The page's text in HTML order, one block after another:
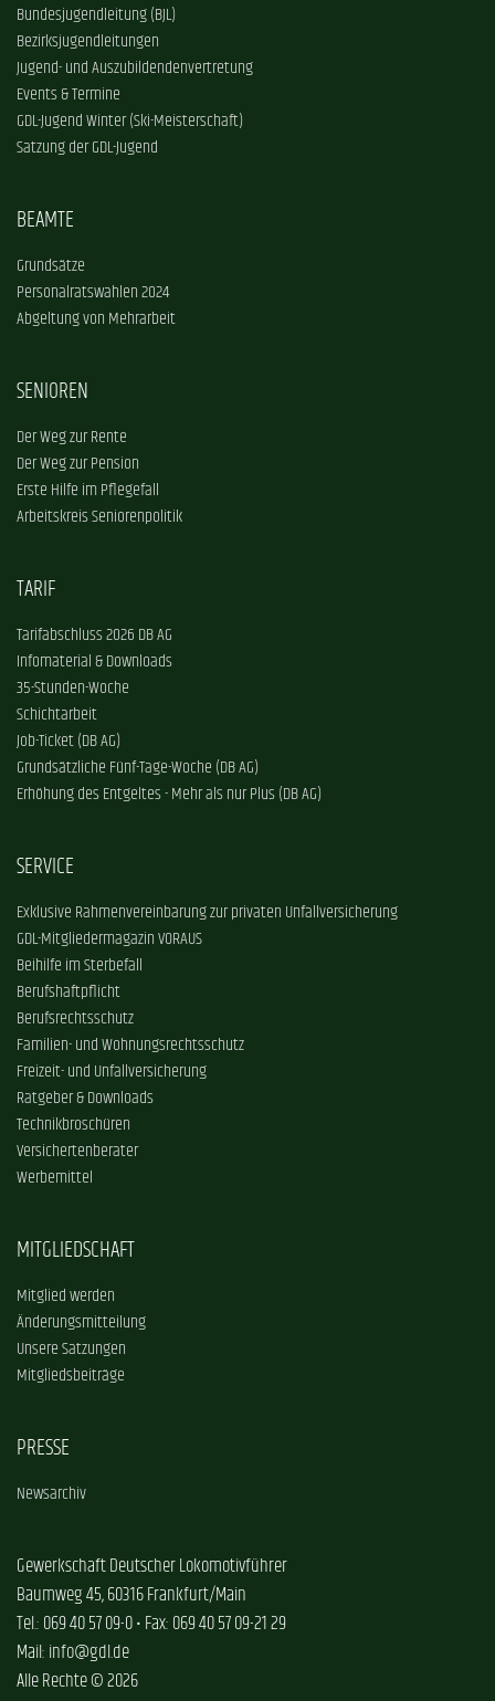
Bundesjugendleitung (BJL)
Bezirksjugendleitungen
Jugend- und Auszubildendenvertretung
Events & Termine
GDL-Jugend Winter (Ski-Meisterschaft)
Satzung der GDL-Jugend
BEAMTE
Grundsätze
Personalratswahlen 2024
Abgeltung von Mehrarbeit
SENIOREN
Der Weg zur Rente
Der Weg zur Pension
Erste Hilfe im Pflegefall
Arbeitskreis Seniorenpolitik
TARIF
Tarifabschluss 2026 DB AG
Infomaterial & Downloads
35-Stunden-Woche
Schichtarbeit
Job-Ticket (DB AG)
Grundsätzliche Fünf-Tage-Woche (DB AG)
Erhöhung des Entgeltes - Mehr als nur Plus (DB AG)
SERVICE
Exklusive Rahmenvereinbarung zur privaten Unfallversicherung
GDL-Mitgliedermagazin VORAUS
Beihilfe im Sterbefall
Berufshaftpflicht
Berufsrechtsschutz
Familien- und Wohnungsrechtsschutz
Freizeit- und Unfallversicherung
Ratgeber & Downloads
Technikbroschüren
Versichertenberater
Werbemittel
MITGLIEDSCHAFT
Mitglied werden
Änderungsmitteilung
Unsere Satzungen
Mitgliedsbeiträge
PRESSE
Newsarchiv
Gewerkschaft Deutscher Lokomotivführer
Baumweg 45, 60316 Frankfurt/Main
Tel.: 069 40 57 09-0 • Fax: 069 40 57 09-21 29
Mail: info@gdl.de
Alle Rechte © 2026